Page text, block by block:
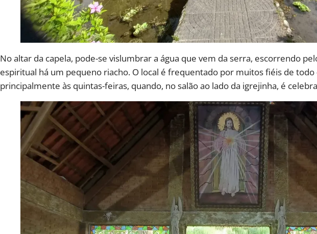
No altar da capela, pode-se vislumbrar a água que vem da serra, escorrendo
espiritual há um pequeno riacho. O local é frequentado por muitos fiéis de
principalmente às quintas-feiras, quando, no salão ao lado da igrejinha, é